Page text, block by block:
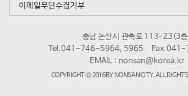
이메일무단수집거부
충남 논산시 관촉로 113-23(3
Tel.041-746-5964, 5965
EMAIL : nonsan@korea.kr
COPYRIGHT © 2016 BY NONSAN CITY. ALL